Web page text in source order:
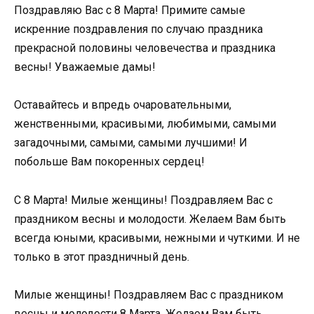
Поздравляю Вас с 8 Марта! Примите самые
искренние поздравления по случаю праздника
прекрасной половины человечества и праздника
весны! Уважаемые дамы!
Оставайтесь и впредь очаровательными,
женственными, красивыми, любимыми, самыми
загадочными, самыми, самыми лучшими! И
побольше Вам покоренных сердец!
С 8 Марта! Милые женщины! Поздравляем Вас с
праздником весны и молодости. Желаем Вам быть
всегда юными, красивыми, нежными и чуткими. И не
только в этот праздничный день.
Милые женщины! Поздравляем Вас с праздником